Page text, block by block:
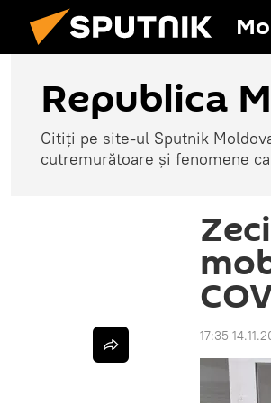
Republica
Citiți pe site-ul Sputnik
cutremurătoare și fenomene
17:35